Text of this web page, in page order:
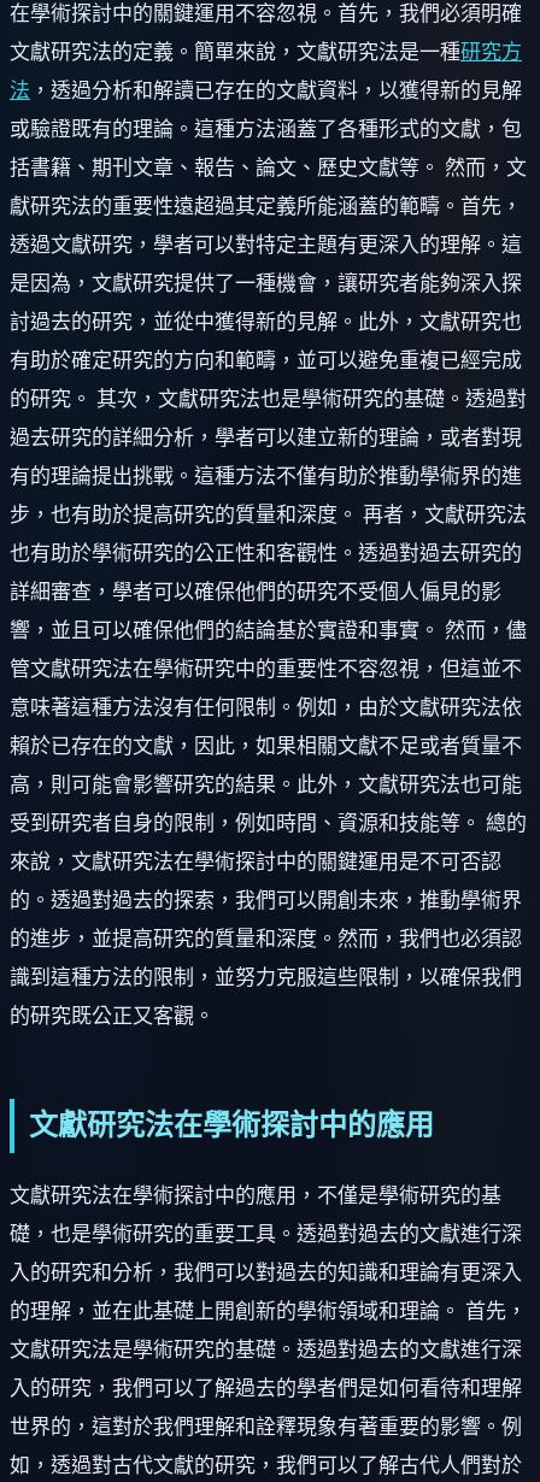
在學術探討中的關鍵運用不容忽視。首先，我們必須明確
文獻研究法的定義。簡單來說，文獻研究法是一種研究方
法 ，透過分析和解讀已存在的文獻資料，以獲得新的見解
或驗證既有的理論。這種方法涵蓋了各種形式的文獻，包
括書籍、期刊文章、報告、論文、歷史文獻等。 然而，文
獻研究法的重要性遠超過其定義所能涵蓋的範疇。首先，
透過文獻研究，學者可以對特定主題有更深入的理解。這
是因為，文獻研究提供了一種機會，讓研究者能夠深入探
討過去的研究，並從中獲得新的見解。此外，文獻研究也
有助於確定研究的方向和範疇，並可以避免重複已經完成
的研究。 其次，文獻研究法也是學術研究的基礎。透過對
過去研究的詳細分析，學者可以建立新的理論，或者對現
有的理論提出挑戰。這種方法不僅有助於推動學術界的進
步，也有助於提高研究的質量和深度。 再者，文獻研究法
也有助於學術研究的公正性和客觀性。透過對過去研究的
詳細審查，學者可以確保他們的研究不受個人偏見的影
響，並且可以確保他們的結論基於實證和事實。 然而，儘
管文獻研究法在學術研究中的重要性不容忽視，但這並不
意味著這種方法沒有任何限制。例如，由於文獻研究法依
賴於已存在的文獻，因此，如果相關文獻不足或者質量不
高，則可能會影響研究的結果。此外，文獻研究法也可能
受到研究者自身的限制，例如時間、資源和技能等。 總的
來說，文獻研究法在學術探討中的關鍵運用是不可否認
的。透過對過去的探索，我們可以開創未來，推動學術界
的進步，並提高研究的質量和深度。然而，我們也必須認
識到這種方法的限制，並努力克服這些限制，以確保我們
的研究既公正又客觀。
文獻研究法在學術探討中的應用
文獻研究法在學術探討中的應用，不僅是學術研究的基
礎，也是學術研究的重要工具。透過對過去的文獻進行深
入的研究和分析，我們可以對過去的知識和理論有更深入
的理解，並在此基礎上開創新的學術領域和理論。 首先，
文獻研究法是學術研究的基礎。透過對過去的文獻進行深
入的研究，我們可以了解過去的學者們是如何看待和理解
世界的，這對於我們理解和詮釋現象有著重要的影響。例
如，透過對古代文獻的研究，我們可以了解古代人們對於